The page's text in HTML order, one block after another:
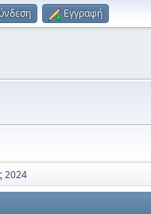
Εγγραφή
2024